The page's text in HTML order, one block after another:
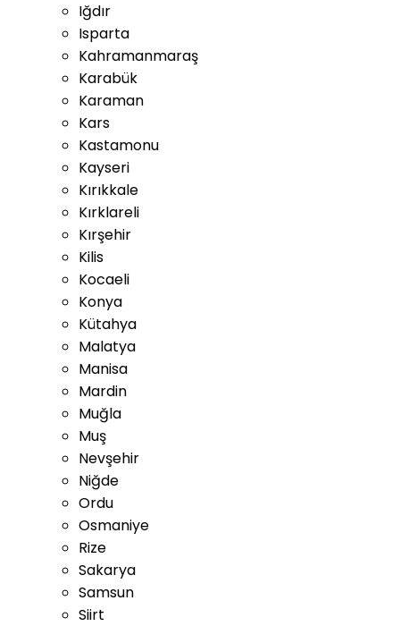
Iğdır
Isparta
Kahramanmaraş
Karabük
Karaman
Kars
Kastamonu
Kayseri
Kırıkkale
Kırklareli
Kırşehir
Kilis
Kocaeli
Konya
Kütahya
Malatya
Manisa
Mardin
Muğla
Muş
Nevşehir
Niğde
Ordu
Osmaniye
Rize
Sakarya
Samsun
Siirt